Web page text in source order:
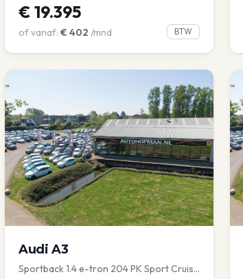
€ 19.395
of vanaf: € 402 /mnd BTW
Audi A3
Sportback 1.4 e-tron 204 PK Sport Cruise